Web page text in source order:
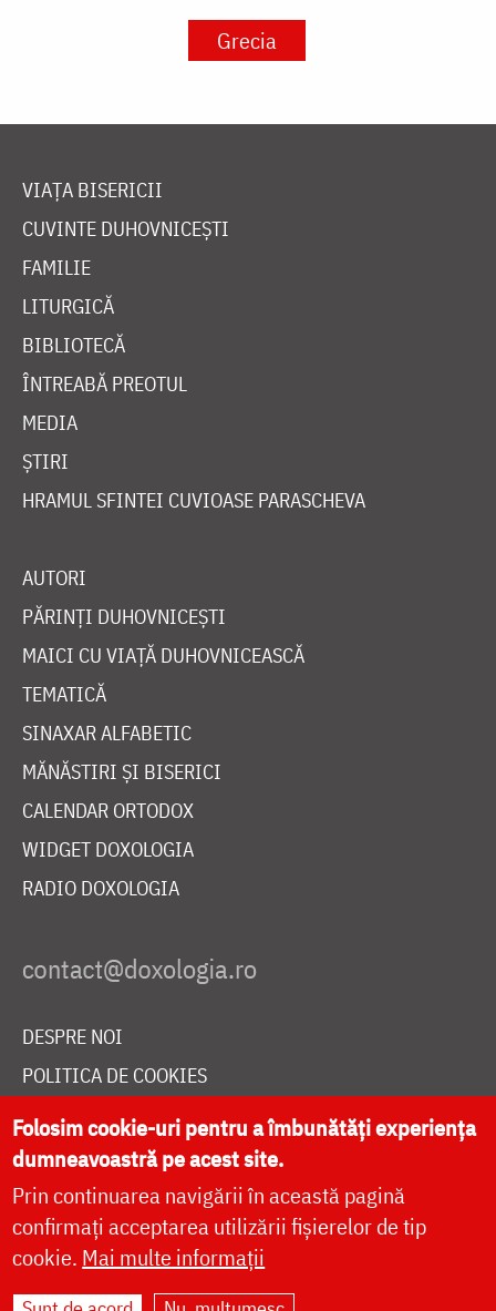
Grecia
VIAȚA BISERICII
CUVINTE DUHOVNICEȘTI
FAMILIE
LITURGICĂ
BIBLIOTECĂ
ÎNTREABĂ PREOTUL
MEDIA
ȘTIRI
HRAMUL SFINTEI CUVIOASE PARASCHEVA
AUTORI
PĂRINȚI DUHOVNICEȘTI
MAICI CU VIAȚĂ DUHOVNICEASCĂ
TEMATICĂ
SINAXAR ALFABETIC
MĂNĂSTIRI ȘI BISERICI
CALENDAR ORTODOX
WIDGET DOXOLOGIA
RADIO DOXOLOGIA
DESPRE NOI
POLITICA DE COOKIES
DONEAZĂ ONLINE PENTRU CATEDRALA NAȚIONALĂ
LIVE
Folosim cookie-uri pentru a îmbunătăți experiența
dumneavoastră pe acest site.
Prin continuarea navigării în această pagină
confirmați acceptarea utilizării fișierelor de tip
cookie. Mai multe informații